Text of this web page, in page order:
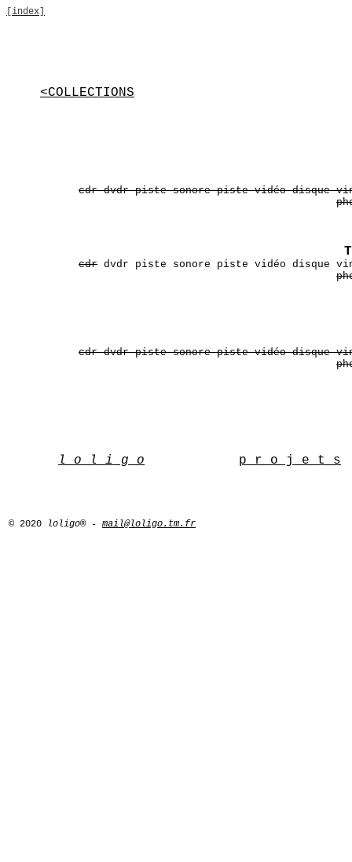
[index]
<COLLECTIONS
cdr dvdr piste sonore piste vidéo disque
cdr dvdr piste sonore piste vidéo disque
cdr dvdr piste sonore piste vidéo disque
l o l i g o p r o j e t s
© 2020 loligo® - mail@loligo.tm.fr